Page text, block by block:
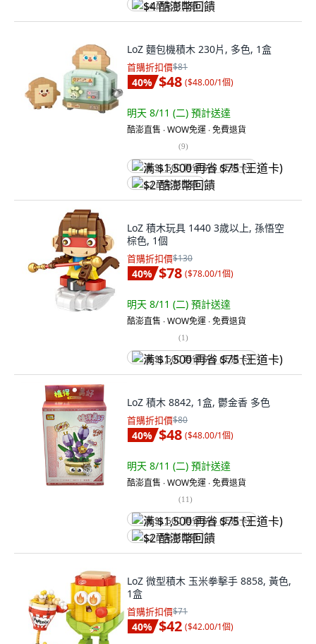
$4 酷澎幣回饋
LoZ 麵包機積木 230片, 多色, 1盒
首購折扣價$81
40% $48 ($48.00/1個)
明天 8/11 (二) 預計送達
酷澎直售 ∙ WOW免運 ∙ 免費退貨
(9)
满 $1,500 再省 $75 (王道卡)
$2 酷澎幣回饋
LoZ 積木玩具 1440 3歲以上, 孫悟空
棕色, 1個
首購折扣價$130
40% $78 ($78.00/1個)
明天 8/11 (二) 預計送達
酷澎直售 ∙ WOW免運 ∙ 免費退貨
(1)
满 $1,500 再省 $75 (王道卡)
LoZ 積木 8842, 1盒, 鬱金香 多色
首購折扣價$80
40% $48 ($48.00/1個)
明天 8/11 (二) 預計送達
酷澎直售 ∙ WOW免運 ∙ 免費退貨
(11)
满 $1,500 再省 $75 (王道卡)
$2 酷澎幣回饋
LoZ 微型積木 玉米拳擊手 8858, 黃色,
1盒
首購折扣價$71
40% $42 ($42.00/1個)